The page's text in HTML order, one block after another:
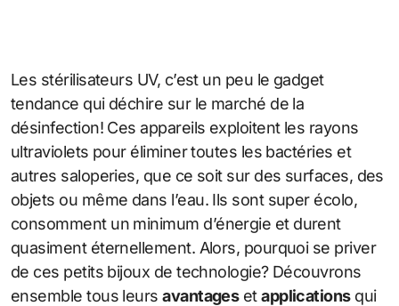
Les stérilisateurs UV, c’est un peu le gadget
tendance qui déchire sur le marché de la
désinfection! Ces appareils exploitent les rayons
ultraviolets pour éliminer toutes les bactéries et
autres saloperies, que ce soit sur des surfaces, des
objets ou même dans l’eau. Ils sont super écolo,
consomment un minimum d’énergie et durent
quasiment éternellement. Alors, pourquoi se priver
de ces petits bijoux de technologie? Découvrons
ensemble tous leursavantagesetapplicationsqui